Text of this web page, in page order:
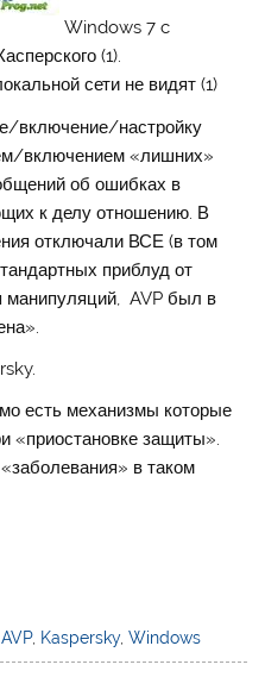
Windows 7 c
(1).
сети не видят (1)
включение/настройку
включением «лишних»
об ошибках в
к делу отношению. В
отключали ВСЕ (в том
приблуд от
манипуляций, AVP был в
есть механизмы которые
«приостановке защиты».
в таком
AVP, Kaspersky,Windows